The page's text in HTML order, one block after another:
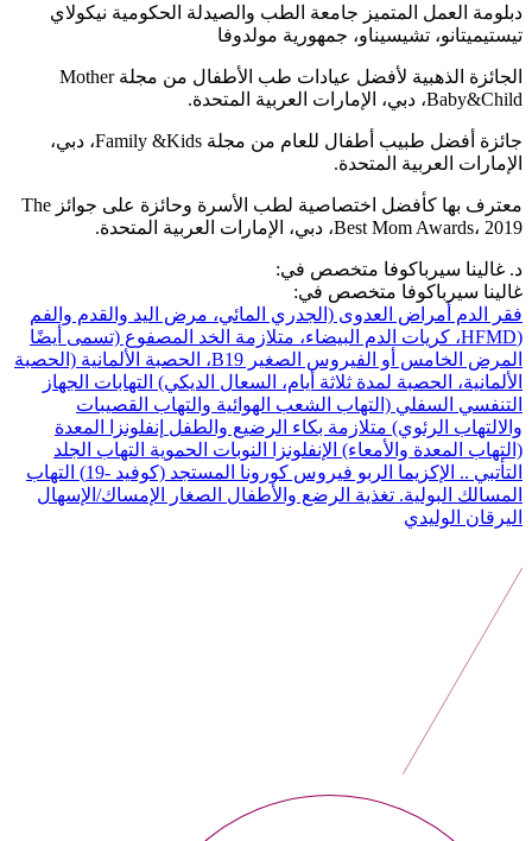
دبلومة العمل المتميز جامعة الطب والصيدلة الحكومية نيكولاي
تيستيميتانو، تشيسيناو، جمهورية مولدوفا
الجائزة الذهبية لأفضل عيادات طب الأطفال من مجلة Mother
Baby&Child، دبي، الإمارات العربية المتحدة.
جائزة أفضل طبيب أطفال للعام من مجلة Family &Kids، دبي،
الإمارات العربية المتحدة.
معترف بها كأفضل اختصاصية لطب الأسرة وحائزة على جوائز The
Best Mom Awards، 2019، دبي، الإمارات العربية المتحدة.
د. غالينا سيرباكوفا متخصص في:
غالينا سيرباكوفا متخصص في:
فقر الدم أمراض العدوى (الجدري المائي، مرض اليد والقدم والفم
(HFMD، كريات الدم البيضاء، متلازمة الخد المصفوع (تسمى أيضًا
المرض الخامس أو الفيروس الصغير B19، الحصبة الألمانية (الحصبة
الألمانية، الحصبة لمدة ثلاثة أيام، السعال الديكي) التهابات الجهاز
التنفسي السفلي (التهاب الشعب الهوائية والتهاب القصيبات
والالتهاب الرئوي) متلازمة بكاء الرضيع والطفل إنفلونزا المعدة
(التهاب المعدة والأمعاء) الإنفلونزا النوبات الحموية التهاب الجلد
التأتبي .. الإكزيما الربو فيروس كورونا المستجد (كوفيد -19)
التهاب
المسالك البولية. تغذية الرضع والأطفال الصغار
الإمساك/الإسهال
اليرقان الوليدي